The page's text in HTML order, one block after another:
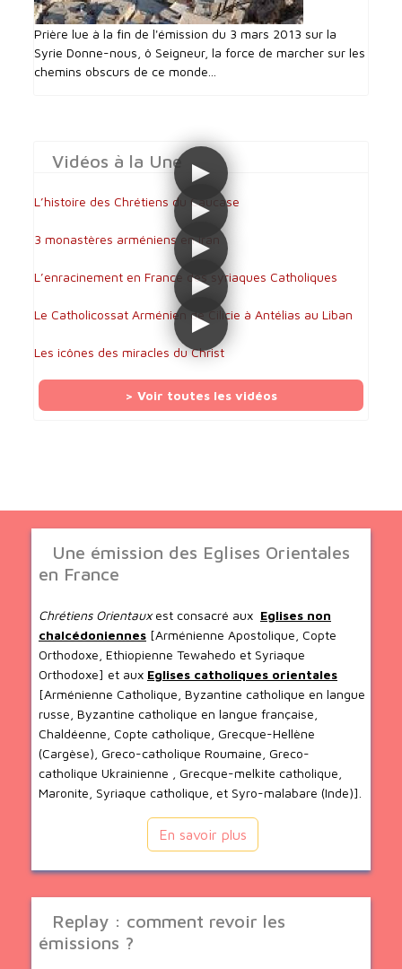
Prière lue à la fin de l'émission du 3 mars 2013 sur la
Syrie Donne-nous, ô Seigneur, la force de marcher sur les
chemins obscurs de ce monde...
Vidéos à la Une
L’histoire des Chrétiens du Caucase
3 monastères arméniens en Iran
L’enracinement en France des syriaques Catholiques
Le Catholicossat Arménien de Cilicie à Antélias au Liban
Les icônes des miracles du Christ
> Voir toutes les vidéos
Une émission des Eglises Orientales
en France
Chrétiens Orientauxest consacré aux Eglises non
chalcédoniennes [Arménienne Apostolique, Copte
Orthodoxe, Ethiopienne Tewahedo et Syriaque
Orthodoxe] et aux Eglises catholiques orientales
[Arménienne Catholique, Byzantine catholique en langue
russe, Byzantine catholique en langue française,
Chaldéenne, Copte catholique, Grecque-Hellène
(Cargèse), Greco-catholique Roumaine, Greco-
catholique Ukrainienne , Grecque-melkite catholique,
Maronite, Syriaque catholique, et Syro-malabare (Inde)].
En savoir plus
Replay : comment revoir les
émissions ?